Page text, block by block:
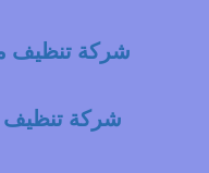
شركة تنظيف
شركة تنظيف